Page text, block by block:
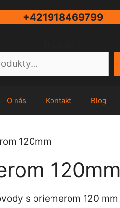
+421918469799
O nás Kontakt Blog
120mm
120mm
s priemerom 120 mm